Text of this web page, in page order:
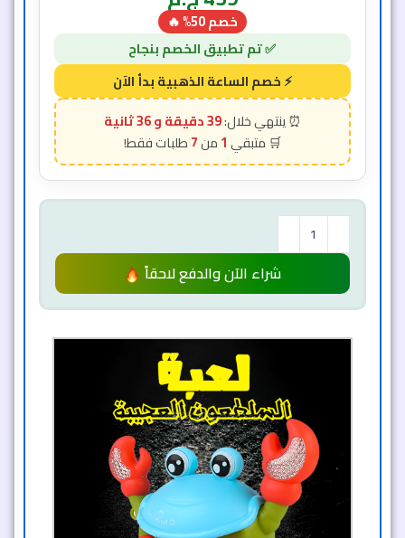
خصم 50% 🔥
39 دقيقة و 34 ثانية
1
7
شراء الآن والدفع لاحقاً